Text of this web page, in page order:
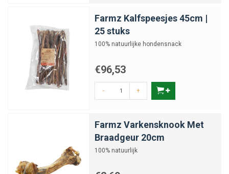
Farmz Kalfspeesjes 45cm |
25 stuks
100% natuurlijke hondensnack
€96,53
- +
Farmz Varkensknook Met
Braadgeur 20cm
100% natuurlijk